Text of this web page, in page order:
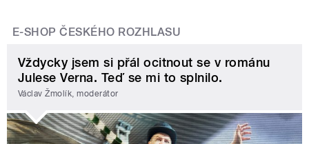
E-SHOP ČESKÉHO ROZHLASU
Vždycky jsem si přál ocitnout se v románu
Julese Verna. Teď se mi to splnilo.
Václav Žmolík, moderátor